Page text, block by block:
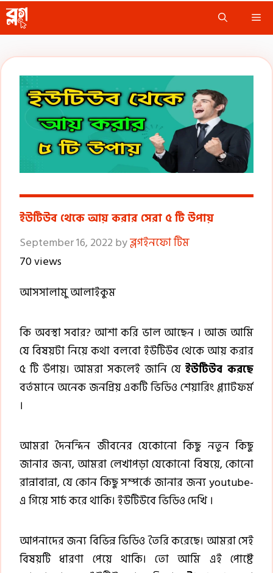
Skip
to
ইউটিউব থেকে আয় করার সেরা ৫ টি উপায়
September 16, 2022 byব্লগইনফো টিম
70 views
আসসালামু আলাইকুম
কি অবস্থা সবার? আশা করি ভাল আছেন । আজ আমি
যে বিষয়টা নিয়ে কথা বলবো ইউটিউব থেকে আয় করার
৫ টি উপায়। আমরা সকলেই জানি যে ইউটিউব করছে
বর্তমানে অনেক জনপ্রিয় একটি ভিডিও শেয়ারিং প্ল্যাটফর্ম
।
আমরা দৈনন্দিন জীবনের যেকোনো কিছু নতুন কিছু
জানার জন্য, আমরা লেখাপড়া যেকোনো বিষয়ে, কোনো
রান্নাবান্না, যে কোন কিছু সম্পর্কে জানার জন্য youtube-
এ গিয়ে সার্চ করে থাকি। ইউটিউবে ভিডিও দেখি ।
আপনাদের জন্য বিভিন্ন ভিডিও তৈরি করেছে। আমরা সেই
বিষয়টি ধারণা পেয়ে থাকি। তো আমি এই পোষ্টে